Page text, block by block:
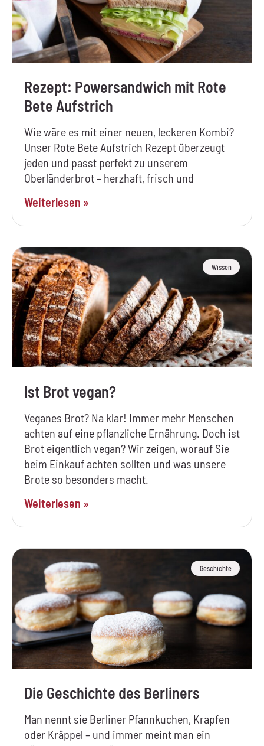
Rezept: Powersandwich mit Rote
Bete Aufstrich
Wie wäre es mit einer neuen, leckeren Kombi?
Unser Rote Bete Aufstrich Rezept überzeugt
jeden und passt perfekt zu unserem
Oberländerbrot – herzhaft, frisch und
Weiterlesen »
Wissen
Ist Brot vegan?
Veganes Brot? Na klar! Immer mehr Menschen
achten auf eine pflanzliche Ernährung. Doch ist
Brot eigentlich vegan? Wir zeigen, worauf Sie
beim Einkauf achten sollten und was unsere
Brote so besonders macht.
Weiterlesen »
Geschichte
Die Geschichte des Berliners
Man nennt sie Berliner Pfannkuchen, Krapfen
oder Kräppel – und immer meint man ein